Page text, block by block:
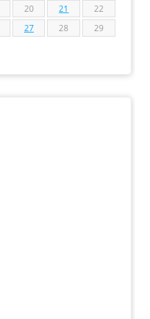
20 21
22
27 28
29